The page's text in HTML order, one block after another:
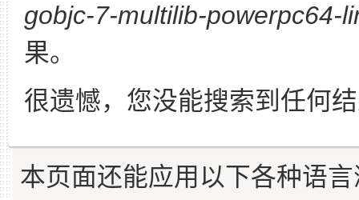
gobjc-7-multilib-powerpc64-
果。
很遗憾，您没能搜索到任何
本页面还能应用以下各种语